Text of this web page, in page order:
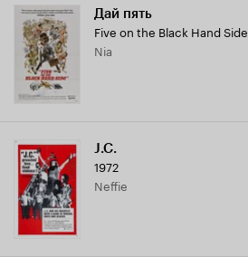
Дай пять
Five on the Black Hand Side
Nia
J.C.
1972
Neffie